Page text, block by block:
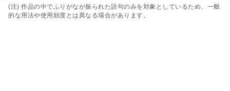
(注) 作品の中でふりがなが振られた語句のみを対象としているため、一般
的な用法や使用頻度とは異なる場合があります。